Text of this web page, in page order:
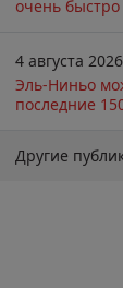
очень быстро
4 августа
Эль-Ниньо
последние
Другие